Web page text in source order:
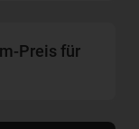
Preis für